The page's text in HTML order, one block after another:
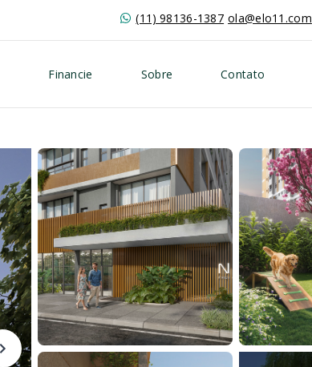
(11) 98136-1387 ola@elo11.com
Financie Sobre Contato